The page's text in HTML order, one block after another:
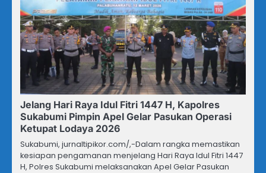
Jelang Hari Raya Idul Fitri 1447 H, Kapolres
Sukabumi Pimpin Apel Gelar Pasukan Operasi
Ketupat Lodaya 2026
Sukabumi, jurnaltipikor.com/,-Dalam rangka memastikan
kesiapan pengamanan menjelang Hari Raya Idul Fitri 1447
H, Polres Sukabumi melaksanakan Apel Gelar Pasukan